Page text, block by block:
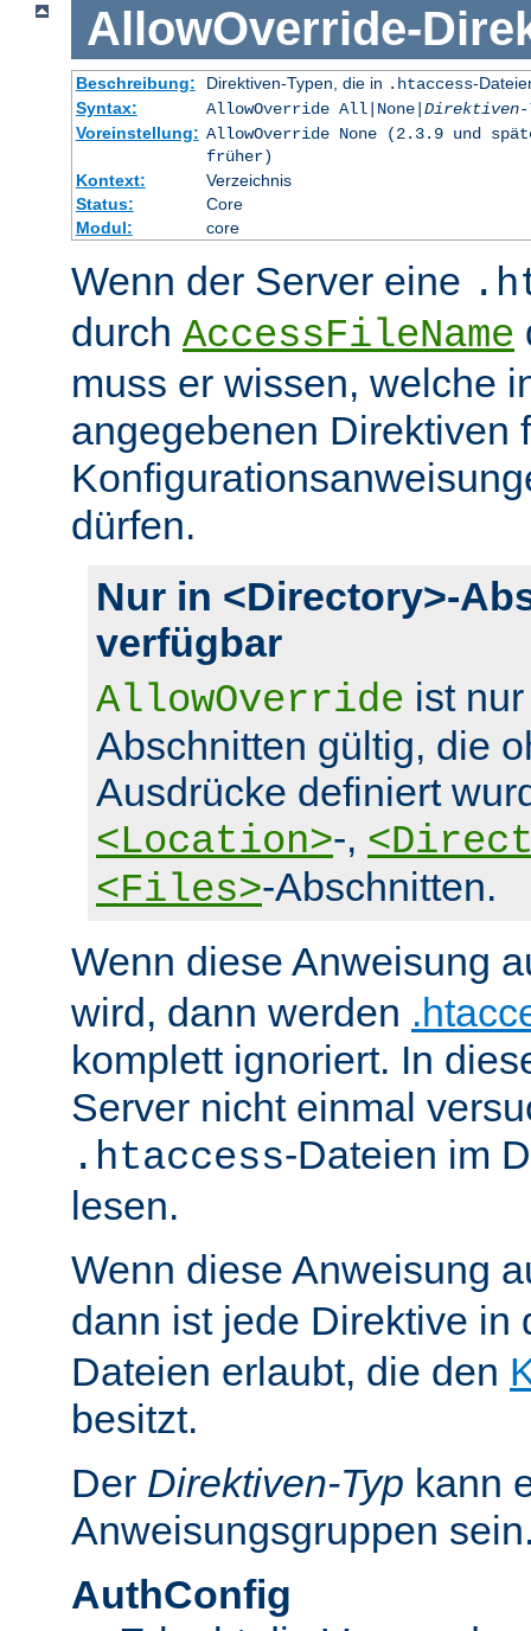
AllowOverride-
Beschreibung: Direktiven-Typen, die in .htaccess-
Syntax:
AllowOverride All|None| Direktiven-
Voreinstellung: AllowOverride None (2.3.9 und
früher)
Kontext:
Verzeichnis
Status:
Core
Modul:
core
Wenn der Server eine
durch AccessFileName
muss er wissen, welche
angegebenen Direktiven
dürfen.
Nur in <Directory>-
verfügbar
AllowOverride ist
Abschnitten gültig, die
Ausdrücke definiert
<Location>-,
<Files>-Abschnitten.
Wenn diese Anweisung
wird, dann werden
komplett ignoriert. In
Server nicht einmal
.htaccess-Dateien im
lesen.
Wenn diese Anweisung
dann ist jede Direktive in
Dateien erlaubt, die den
besitzt.
Der Direktiven-Typ kann
Anweisungsgruppen
AuthConfig